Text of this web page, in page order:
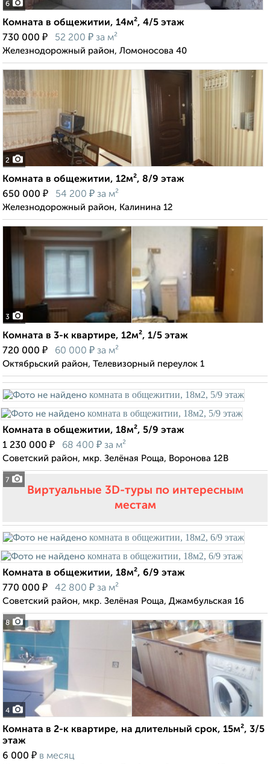
6
Комната в общежитии, 14м², 4/5 этаж
730 000 ₽ 52 200 ₽ за м²
Железнодорожный район, Ломоносова 40
2
Комната в общежитии, 12м², 8/9 этаж
650 000 ₽ 54 200 ₽ за м²
Железнодорожный район, Калинина 12
3
Комната в 3-к квартире, 12м², 1/5 этаж
720 000 ₽ 60 000 ₽ за м²
Октябрьский район, Телевизорный переулок 1
7
Комната в общежитии, 18м², 5/9 этаж
1 230 000 ₽ 68 400 ₽ за м²
Советский район, мкр. Зелёная Роща, Воронова 12В
Виртуальные 3D-туры по интересным
местам
8
Комната в общежитии, 18м², 6/9 этаж
770 000 ₽ 42 800 ₽ за м²
Советский район, мкр. Зелёная Роща, Джамбульская 16
4
Комната в 2-к квартире, на длительный срок, 15м², 3/5
этаж
6 000 ₽ в месяц